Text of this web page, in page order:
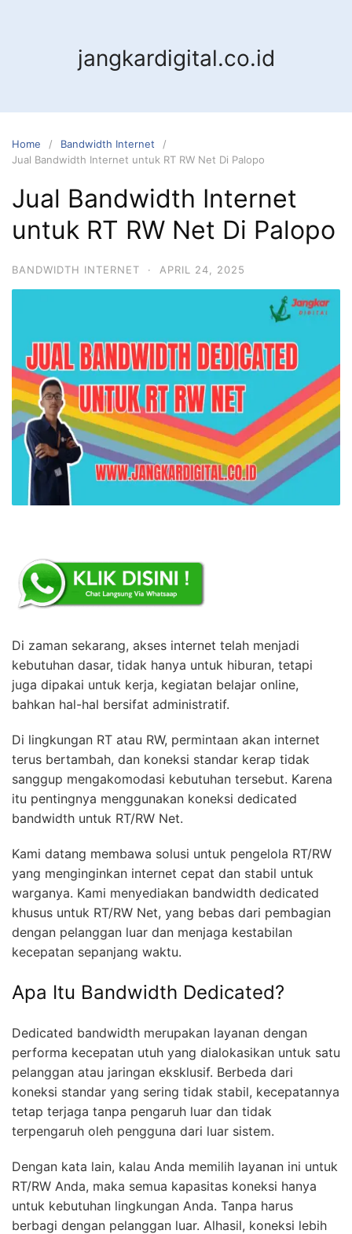
jangkardigital.co.id
Home
Bandwidth Internet
Jual Bandwidth Internet untuk RT RW Net Di Palopo
Jual Bandwidth Internet
untuk RT RW Net Di Palopo
BANDWIDTH INTERNET · APRIL 24, 2025
Di zaman sekarang, akses internet telah menjadi
kebutuhan dasar, tidak hanya untuk hiburan, tetapi
juga dipakai untuk kerja, kegiatan belajar online,
bahkan hal-hal bersifat administratif.
Di lingkungan RT atau RW, permintaan akan internet
terus bertambah, dan koneksi standar kerap tidak
sanggup mengakomodasi kebutuhan tersebut. Karena
itu pentingnya menggunakan koneksi dedicated
bandwidth untuk RT/RW Net.
Kami datang membawa solusi untuk pengelola RT/RW
yang menginginkan internet cepat dan stabil untuk
warganya. Kami menyediakan bandwidth dedicated
khusus untuk RT/RW Net, yang bebas dari pembagian
dengan pelanggan luar dan menjaga kestabilan
kecepatan sepanjang waktu.
Apa Itu Bandwidth Dedicated?
Dedicated bandwidth merupakan layanan dengan
performa kecepatan utuh yang dialokasikan untuk satu
pelanggan atau jaringan eksklusif. Berbeda dari
koneksi standar yang sering tidak stabil, kecepatannya
tetap terjaga tanpa pengaruh luar dan tidak
terpengaruh oleh pengguna dari luar sistem.
Dengan kata lain, kalau Anda memilih layanan ini untuk
RT/RW Anda, maka semua kapasitas koneksi hanya
untuk kebutuhan lingkungan Anda. Tanpa harus
berbagi dengan pelanggan luar. Alhasil, koneksi lebih